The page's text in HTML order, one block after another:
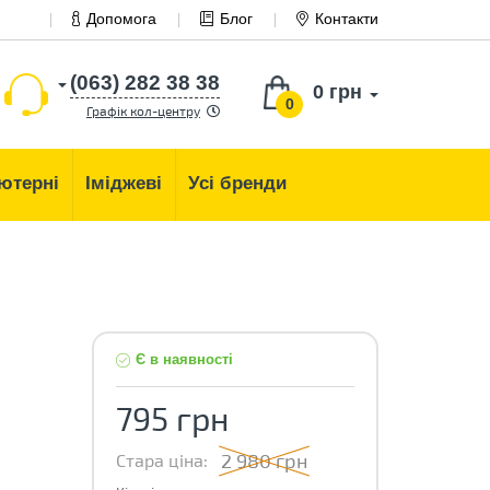
Допомога Блог Контакти
0
0 грн
(063) 282 38 38
Графік кол-центру
Іміджеві Усі бренди
Є в наявності
795 грн
Стара ціна: 2 980 грн